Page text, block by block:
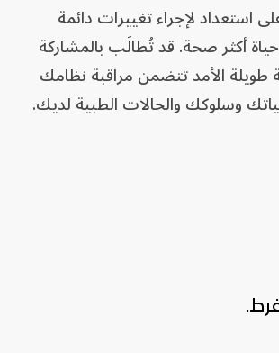
استعداد لإجراء تغييرات دائمة
أكثر صحة. قد تُطالَب بالمشاركة
الأمد تتضمن مراقبة نظامك
وسلوكك والحالات الطبية لديك.